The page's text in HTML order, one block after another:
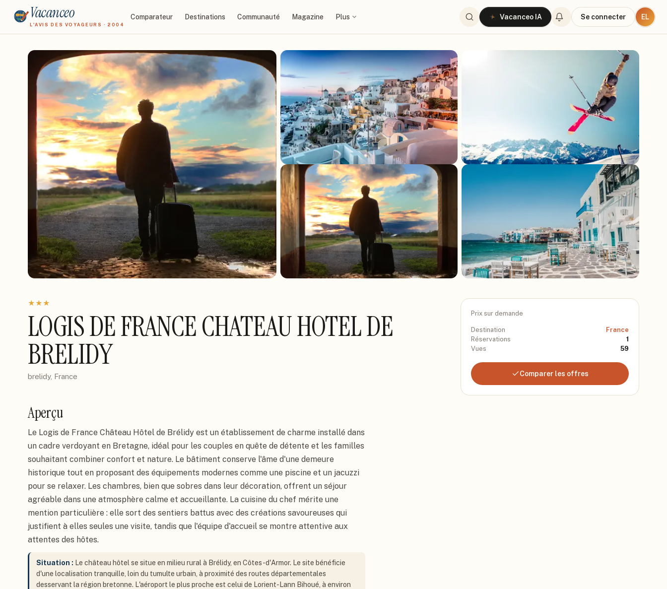
Vacanceo
L'AVIS DES VOYAGEURS · 2004
Comparateur Destinations Communauté Magazine Plus Vacanceo IA Se connecter EL
★★★
LOGIS DE FRANCE CHATEAU HOTEL DE
BRELIDY
brelidy, France
Aperçu
Le Logis de France Château Hôtel de Brélidy est un établissement de charme installé dans
un cadre verdoyant en Bretagne, idéal pour les couples en quête de détente et les familles
souhaitant combiner confort et nature. Le bâtiment conserve l'âme d'une demeure
historique tout en proposant des équipements modernes comme une piscine et un jacuzzi
pour se relaxer. Les chambres, bien que sobres dans leur décoration, offrent un séjour
agréable dans une atmosphère calme et accueillante. La cuisine du chef mérite une
mention particulière : elle sort des sentiers battus avec des créations savoureuses qui
justifient à elles seules une visite, tandis que l'équipe d'accueil se montre attentive aux
attentes des hôtes.
Situation : Le château hôtel se situe en milieu rural à Brélidy, en Côtes-d'Armor. Le site bénéficie
d'une localisation tranquille, loin du tumulte urbain, à proximité des routes départementales
desservant la région bretonne. L'aéroport le plus proche est celui de Lorient-Lann Bihoué, à environ
Prix sur demande
Destination
France
Réservations
1
Vues
59
Comparer les offres